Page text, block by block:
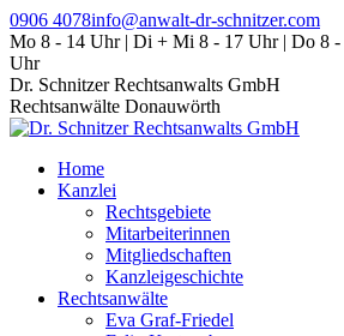
Zum
Inhalt
springen
0906 4078info@anwalt-dr-schnitzer.com
Mo 8 - 14 Uhr | Di + Mi 8 - 17 Uhr | Do 8 -
Uhr
Dr. Schnitzer Rechtsanwalts GmbH
Rechtsanwälte Donauwörth
Home
Kanzlei
Rechtsgebiete
Mitarbeiterinnen
Mitgliedschaften
Kanzleigeschichte
Rechtsanwälte
Eva Graf-Friedel